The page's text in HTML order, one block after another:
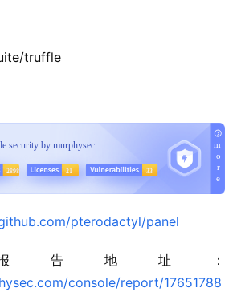
truffle
pterodactyl/panel
告地址：
console/report/17651788